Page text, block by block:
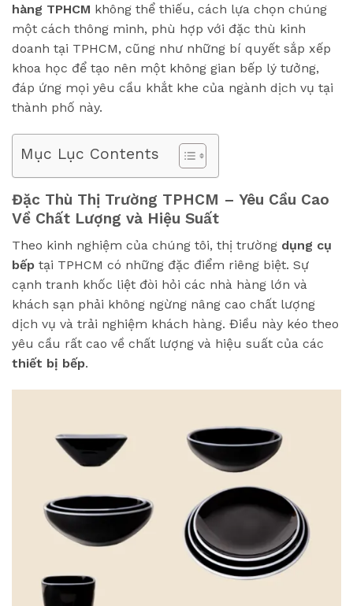
hàng TPHCM không thể thiếu, cách lựa chọn chúng
một cách thông minh, phù hợp với đặc thù kinh
doanh tại TPHCM, cũng như những bí quyết sắp xếp
khoa học để tạo nên một không gian bếp lý tưởng,
đáp ứng mọi yêu cầu khắt khe của ngành dịch vụ tại
thành phố này.
Mục Lục Contents
Đặc Thù Thị Trường TPHCM – Yêu Cầu Cao
Về Chất Lượng và Hiệu Suất
Theo kinh nghiệm của chúng tôi, thị trường dụng cụ
bếp tại TPHCM có những đặc điểm riêng biệt. Sự
cạnh tranh khốc liệt đòi hỏi các nhà hàng lớn và
khách sạn phải không ngừng nâng cao chất lượng
dịch vụ và trải nghiệm khách hàng. Điều này kéo theo
yêu cầu rất cao về chất lượng và hiệu suất của các
thiết bị bếp.